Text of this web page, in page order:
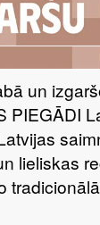
un
PIEGĀDI
lieliskas